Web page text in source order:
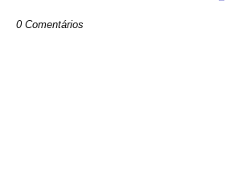
0 Comentários